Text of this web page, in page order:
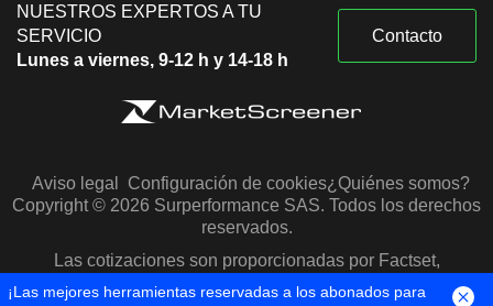
NUESTROS EXPERTOS A TU
SERVICIO
Lunes a viernes, 9-12 h y 14-18 h
Contacto
Aviso legal Configuración de cookies¿Quiénes somos?
Copyright © 2026 Surperformance SAS. Todos los derechos
reservados.
Las cotizaciones son proporcionadas por Factset,
Morningstar y S&P Capital IQ
¡Las mejores herramientas reservadas a los abonados para